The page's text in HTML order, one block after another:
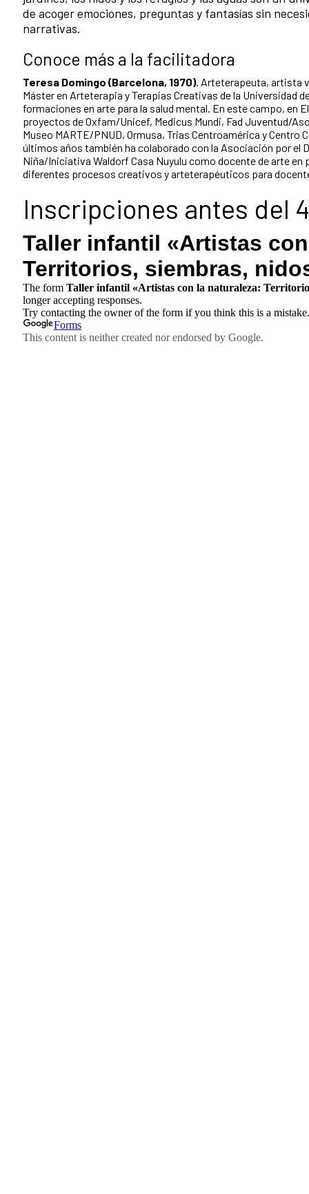
de acoger emociones, preguntas y fantasías sin
narrativas.
Conoce más a la facilitadora
Teresa Domingo (Barcelona, 1970). Arteterapeuta, artista
Máster en Arteterapia y Terapias Creativas de la Universidad
formaciones en arte para la salud mental. En este campo, en
proyectos de Oxfam/Unicef, Medicus Mundi, Fad Juventud/
Museo MARTE/PNUD, Ormusa, Trias Centroamérica y Centro
últimos años también ha colaborado con la Asociación por el
Niña/Iniciativa Waldorf Casa Nuyulu como docente de arte en
diferentes procesos creativos y arteterapéuticos para
Inscripciones antes del